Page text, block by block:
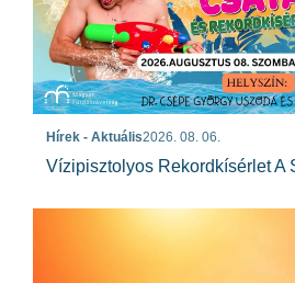
Hírek - Aktuális2026. 08. 06.
Vízipisztolyos Rekordkísérlet A